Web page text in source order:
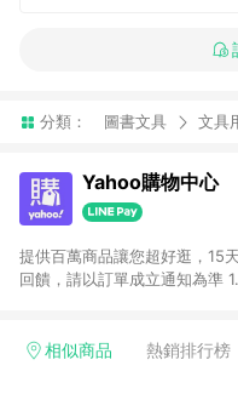
分類： 圖書文具 文具
Yahoo購物中心
提供百萬商品讓您超好逛，15
回饋，請以訂單成立通知為準 1. 請注意以下品類商品均無回饋：
電玩/遊戲/相機/單眼/鏡頭/拍
相似商品 熱銷排行榜